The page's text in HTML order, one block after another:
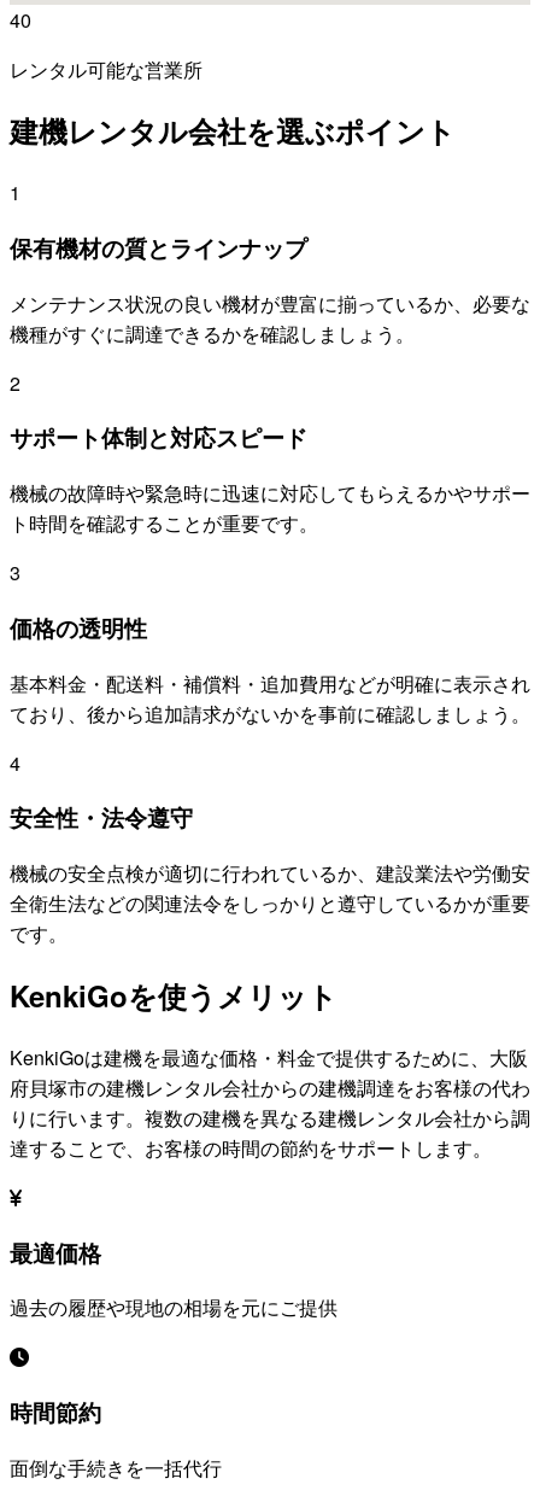
40
レンタル可能な営業所
建機レンタル会社を選ぶポイント
1
保有機材の質とラインナップ
メンテナンス状況の良い機材が豊富に揃っているか、必要な
機種がすぐに調達できるかを確認しましょう。
2
サポート体制と対応スピード
機械の故障時や緊急時に迅速に対応してもらえるかやサポー
ト時間を確認することが重要です。
3
価格の透明性
基本料金・配送料・補償料・追加費用などが明確に表示され
ており、後から追加請求がないかを事前に確認しましょう。
4
安全性・法令遵守
機械の安全点検が適切に行われているか、建設業法や労働安
全衛生法などの関連法令をしっかりと遵守しているかが重要
です。
KenkiGoを使うメリット
KenkiGoは建機を最適な価格・料金で提供するために、 大阪
府貝塚市の建機レンタル会社からの建機調達をお客様の代わ
りに行います。複数の建機を異なる建機レンタル会社から調
達することで、お客様の時間の節約をサポートします。
最適価格
過去の履歴や現地の相場を元にご提供
時間節約
面倒な手続きを一括代行